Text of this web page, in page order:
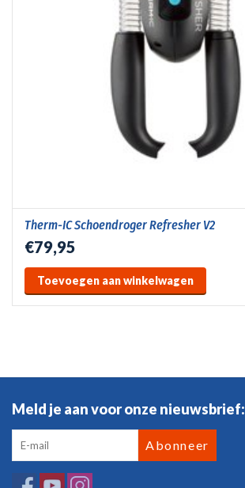
Therm-IC Schoendroger Refresher V2
€79,95
Toevoegen aan winkelwagen
Meld je aan voor onze nieuwsbrief:
Abonneer